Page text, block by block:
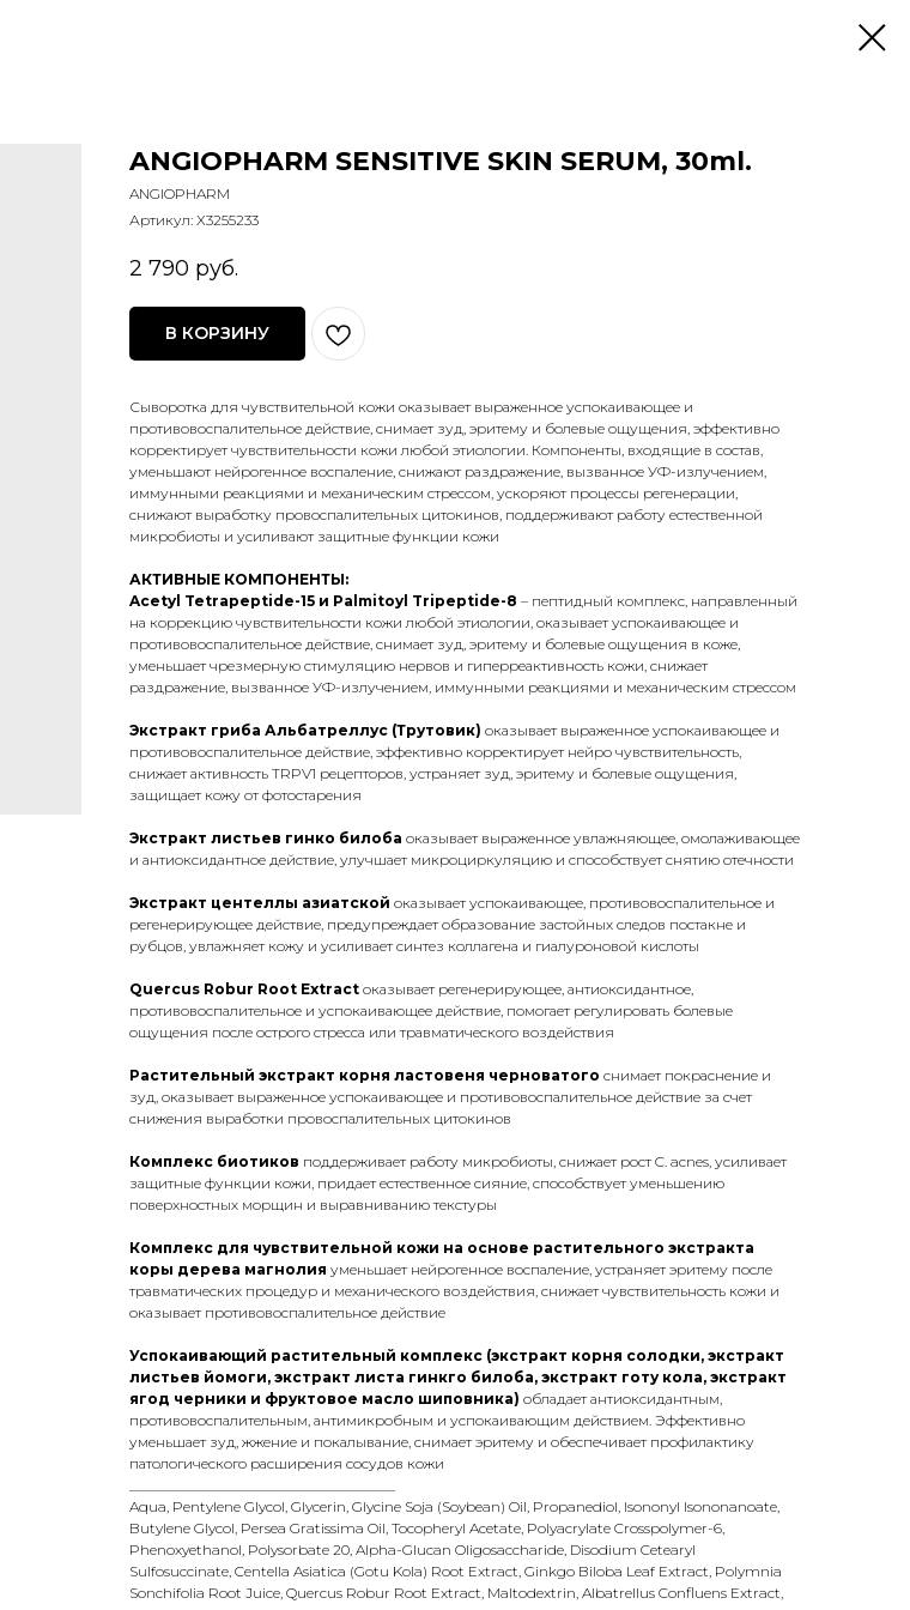
ANGIOPHARM SENSITIVE SKIN SERUM, 30ml.
ANGIOPHARM
Артикул: X3255233
2 790 руб.
В КОРЗИНУ
Сыворотка для чувствительной кожи оказывает выраженное успокаивающее и
противовоспалительное действие, снимает зуд, эритему и болевые ощущения, эффективно
корректирует чувствительности кожи любой этиологии. Компоненты, входящие в состав,
уменьшают нейрогенное воспаление, снижают раздражение, вызванное УФ-излучением,
иммунными реакциями и механическим стрессом, ускоряют процессы регенерации,
снижают выработку провоспалительных цитокинов, поддерживают работу естественной
микробиоты и усиливают защитные функции кожи
АКТИВНЫЕ КОМПОНЕНТЫ:
Acetyl Tetrapeptide-15 и Palmitoyl Tripeptide-8 – пептидный комплекс, направленный
на коррекцию чувствительности кожи любой этиологии, оказывает успокаивающее и
противовоспалительное действие, снимает зуд, эритему и болевые ощущения в коже,
уменьшает чрезмерную стимуляцию нервов и гиперреактивность кожи, снижает
раздражение, вызванное УФ-излучением, иммунными реакциями и механическим стрессом
Экстракт гриба Альбатреллус (Трутовик) оказывает выраженное успокаивающее и
противовоспалительное действие, эффективно корректирует нейро чувствительность,
снижает активность TRPV1 рецепторов, устраняет зуд, эритему и болевые ощущения,
защищает кожу от фотостарения
Экстракт листьев гинко билоба оказывает выраженное увлажняющее, омолаживающее
и антиоксидантное действие, улучшает микроциркуляцию и способствует снятию отечности
Экстракт центеллы азиатской оказывает успокаивающее, противовоспалительное и
регенерирующее действие, предупреждает образование застойных следов постакне и
рубцов, увлажняет кожу и усиливает синтез коллагена и гиалуроновой кислоты
Quercus Robur Root Extract оказывает регенерирующее, антиоксидантное,
противовоспалительное и успокаивающее действие, помогает регулировать болевые
ощущения после острого стресса или травматического воздействия
Растительный экстракт корня ластовеня черноватого снимает покраснение и
зуд, оказывает выраженное успокаивающее и противовоспалительное действие за счет
снижения выработки провоспалительных цитокинов
Комплекс биотиков поддерживает работу микробиоты, снижает рост C. acnes, усиливает
защитные функции кожи, придает естественное сияние, способствует уменьшению
поверхностных морщин и выравниванию текстуры
Комплекс для чувствительной кожи на основе растительного экстракта
коры дерева магнолия уменьшает нейрогенное воспаление, устраняет эритему после
травматических процедур и механического воздействия, снижает чувствительность кожи и
оказывает противовоспалительное действие
Успокаивающий растительный комплекс (экстракт корня солодки, экстракт
листьев йомоги, экстракт листа гинкго билоба, экстракт готу кола, экстракт
ягод черники и фруктовое масло шиповника) обладает антиоксидантным,
противовоспалительным, антимикробным и успокаивающим действием. Эффективно
уменьшает зуд, жжение и покалывание, снимает эритему и обеспечивает профилактику
патологического расширения сосудов кожи
Aqua, Pentylene Glycol, Glycerin, Glycine Soja (Soybean) Oil, Propanediol, Isononyl Isononanoate,
Butylene Glycol, Persea Gratissima Oil, Tocopheryl Acetate, Polyacrylate Crosspolymer-6,
Phenoxyethanol, Polysorbate 20, Alpha-Glucan Oligosaccharide, Disodium Cetearyl
Sulfosuccinate, Centella Asiatica (Gotu Kola) Root Extract, Ginkgo Biloba Leaf Extract, Polymnia
Sonchifolia Root Juice, Quercus Robur Root Extract, Maltodextrin, Albatrellus Confluens Extract,